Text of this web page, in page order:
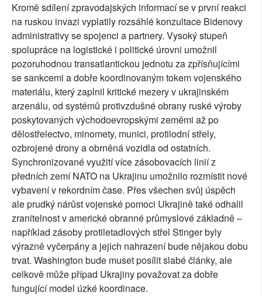
Kromě sdílení zpravodajských informací se v první reakci
na ruskou invazi vyplatily rozsáhlé konzultace Bidenovy
administrativy se spojenci a partnery. Vysoký stupeň
spolupráce na logistické i politické úrovni umožnil
pozoruhodnou transatlantickou jednotu za zpřísňujícími
se sankcemi a dobře koordinovaným tokem vojenského
materiálu, který zaplnil kritické mezery v ukrajinském
arzenálu, od systémů protivzdušné obrany ruské výroby
poskytovaných východoevropskými zeměmi až po
dělostřelectvo, minomety, munici, protilodní střely,
ozbrojené drony a obrněná vozidla od ostatních.
Synchronizované využití více zásobovacích linií z
předních zemí NATO na Ukrajinu umožnilo rozmístit nové
vybavení v rekordním čase. Přes všechen svůj úspěch
ale prudký nárůst vojenské pomoci Ukrajině také odhalil
zranitelnost v americké obranné průmyslové základně –
například zásoby protiletadlových střel Stinger byly
výrazně vyčerpány a jejich nahrazení bude nějakou dobu
trvat. Washington bude muset posílit slabé články, ale
celkově může případ Ukrajiny považovat za dobře
fungující model úzké koordinace.